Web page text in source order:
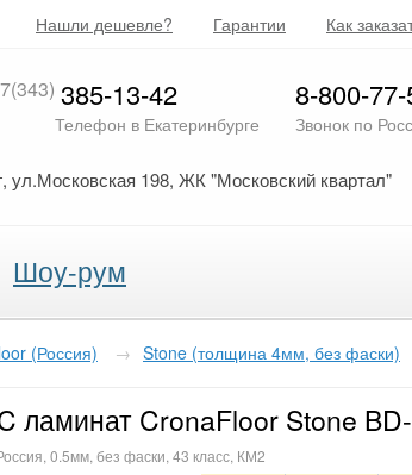
Нашли дешевле? Гарантии Как
385-13-42
Телефон в Екатеринбурге
8-800-
Звонок по
ул.Московская 198, ЖК "Московский квартал"
Шоу-рум
(Россия) → Stone (толщина 4мм, без фаски)
ламинат CronaFloor Stone
0.5мм, без фаски, 43 класс, КМ2